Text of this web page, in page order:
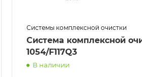
Системы комплексной очистки
Система комплексной
1054/F117Q3
В наличии